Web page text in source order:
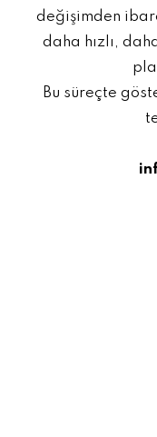
değişimden
daha hızlı,
Bu süreçte